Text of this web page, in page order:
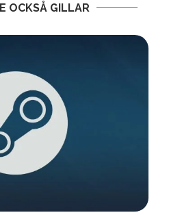
OCKSÅ GILLAR